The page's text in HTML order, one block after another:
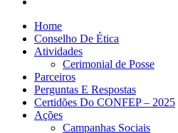
Home
Conselho De Ética
Atividades
Cerimonial de Posse
Parceiros
Perguntas E Respostas
Certidões Do CONFEP – 2025
Ações
Campanhas Sociais